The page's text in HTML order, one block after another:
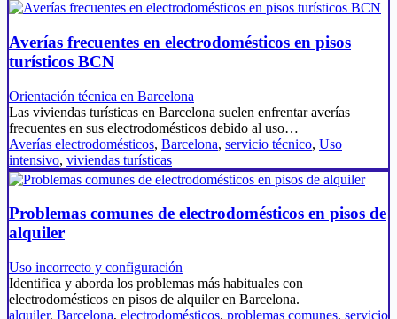
Averías frecuentes en electrodomésticos en pisos
turísticos BCN
Orientación técnica en Barcelona
Las viviendas turísticas en Barcelona suelen enfrentar averías
frecuentes en sus electrodomésticos debido al uso…
Averías electrodomésticos, Barcelona, servicio técnico, Uso
intensivo, viviendas turísticas
Problemas comunes de electrodomésticos en pisos de
alquiler
Uso incorrecto y configuración
Identifica y aborda los problemas más habituales con
electrodomésticos en pisos de alquiler en Barcelona.
alquiler, Barcelona, electrodomésticos, problemas comunes, servicio